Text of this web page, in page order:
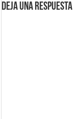
Deja una respuesta